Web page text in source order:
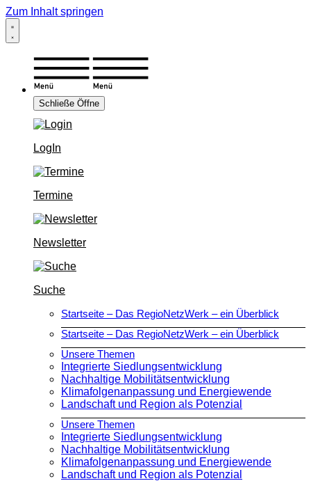
Zum Inhalt springen
Schließe Öffne
LogIn
Termine
Newsletter
Suche
Startseite – Das RegioNetzWerk – ein Überblick
Startseite – Das RegioNetzWerk – ein Überblick
Unsere Themen
Integrierte Siedlungsentwicklung
Nachhaltige Mobilitätsentwicklung
Klimafolgenanpassung und Energiewende
Landschaft und Region als Potenzial
Unsere Themen
Integrierte Siedlungsentwicklung
Nachhaltige Mobilitätsentwicklung
Klimafolgenanpassung und Energiewende
Landschaft und Region als Potenzial